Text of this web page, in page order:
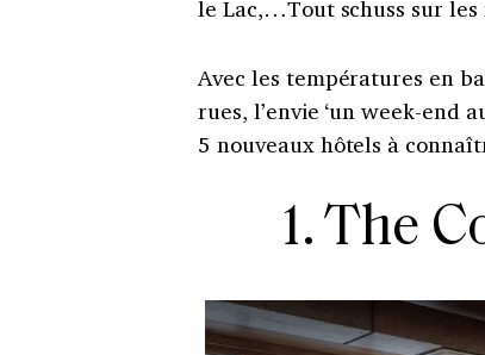
le Lac,…Tout schuss sur les
Avec les températures en
rues, l’envie ‘un week-end
5 nouveaux hôtels à
1. The